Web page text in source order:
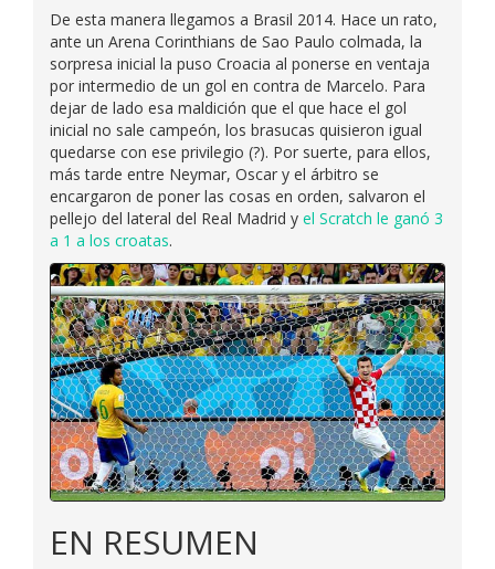
De esta manera llegamos a Brasil 2014. Hace un rato,
ante un Arena Corinthians de Sao Paulo colmada, la
sorpresa inicial la puso Croacia al ponerse en ventaja
por intermedio de un gol en contra de Marcelo. Para
dejar de lado esa maldición que el que hace el gol
inicial no sale campeón, los brasucas quisieron igual
quedarse con ese privilegio (?). Por suerte, para ellos,
más tarde entre Neymar, Oscar y el árbitro se
encargaron de poner las cosas en orden, salvaron el
pellejo del lateral del Real Madrid y el Scratch le ganó 3
a 1 a los croatas.
EN RESUMEN